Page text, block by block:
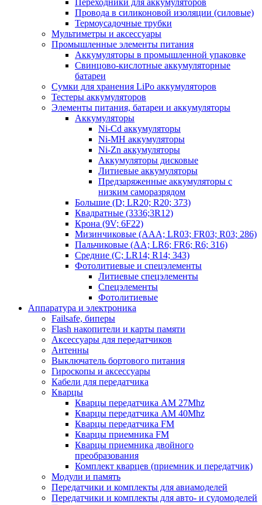
Переходники для аккумуляторов
Провода в силиконовой изоляции (силовые)
Термоусадочные трубки
Мультиметры и аксессуары
Промышленные элементы питания
Аккумуляторы в промышленной упаковке
Свинцово-кислотные аккумуляторные
батареи
Сумки для хранения LiPo аккумуляторов
Тестеры аккумуляторов
Элементы питания, батареи и аккумуляторы
Аккумуляторы
Ni-Cd аккумуляторы
Ni-MH аккумуляторы
Ni-Zn аккумуляторы
Аккумуляторы дисковые
Литиевые аккумуляторы
Предзаряженные аккумуляторы с
низким саморазрядом
Большие (D; LR20; R20; 373)
Квадратные (3336;3R12)
Крона (9V; 6F22)
Мизинчиковые (AAA; LR03; FR03; R03; 286)
Пальчиковые (AA; LR6; FR6; R6; 316)
Средние (C; LR14; R14; 343)
Фотолитиевые и спецэлементы
Литиевые спецэлементы
Спецэлементы
Фотолитиевые
Аппаратура и электроника
Failsafe, биперы
Flash накопители и карты памяти
Аксессуары для передатчиков
Антенны
Выключатель бортового питания
Гироскопы и аксессуары
Кабели для передатчика
Кварцы
Кварцы передатчика AM 27Mhz
Кварцы передатчика AM 40Mhz
Кварцы передатчика FM
Кварцы приемника FM
Кварцы приемника двойного
преобразования
Комплект кварцев (приемник и передатчик)
Модули и память
Передатчики и комплекты для авиамоделей
Передатчики и комплекты для авто- и судомоделей